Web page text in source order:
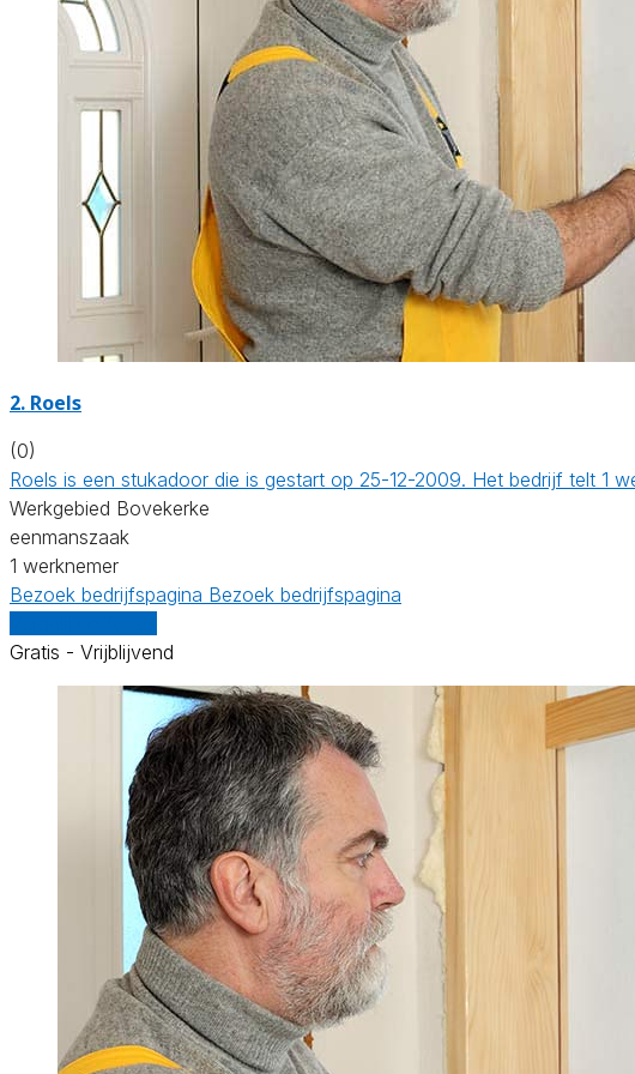
2. Roels
(0)
Roels is een stukadoor die is gestart op 25-12-2009. Het bedrijf telt 1
Werkgebied Bovekerke
eenmanszaak
1 werknemer
Bezoek bedrijfspagina Bezoek bedrijfspagina
Gratis - Vrijblijvend